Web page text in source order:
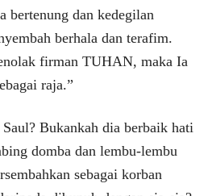
bertenung dan kedegilan
berhala dan terafim.
firman TUHAN, maka Ia
raja.”
Bukankah dia berbaik hati
domba dan lembu-lembu
sebagai korban